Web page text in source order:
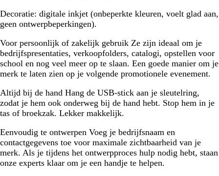
Decoratie: digitale inkjet (onbeperkte kleuren, voelt glad aan,
geen ontwerpbeperkingen).
Voor persoonlijk of zakelijk gebruik Ze zijn ideaal om je
bedrijfspresentaties, verkoopfolders, catalogi, opstellen voor
school en nog veel meer op te slaan. Een goede manier om je
merk te laten zien op je volgende promotionele evenement.
Altijd bij de hand Hang de USB-stick aan je sleutelring,
zodat je hem ook onderweg bij de hand hebt. Stop hem in je
tas of broekzak. Lekker makkelijk.
Eenvoudig te ontwerpen Voeg je bedrijfsnaam en
contactgegevens toe voor maximale zichtbaarheid van je
merk. Als je tijdens het ontwerpproces hulp nodig hebt, staan
onze experts klaar om je een handje te helpen.